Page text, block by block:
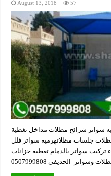
August 13, 2018 57
سواتر شرائح مظلات مداخل تغطية
جلسات مظلاتهرميه سواتر فلل
سواتر بالدمام تغطية خزانات